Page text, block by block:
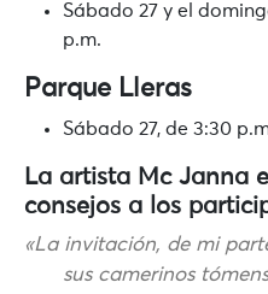
Sábado 27 y el
p.m.
Parque Lleras
Sábado 27, de 3:30
La artista Mc Janna
consejos a los
«La invitación, de mi
sus camerinos